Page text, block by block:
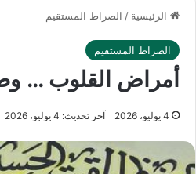
الرئيسية / الصراط المستقيم
الصراط المستقيم
أمراض القلوب …
4 يوليو، 2026 آخر تحديث: 4 يوليو، 2026